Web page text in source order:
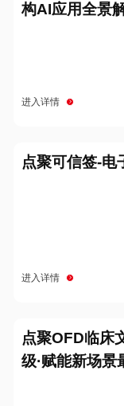
构AI应用全景
进入详情
点聚可信签-电
进入详情
点聚OFD临床
级·赋能新场景